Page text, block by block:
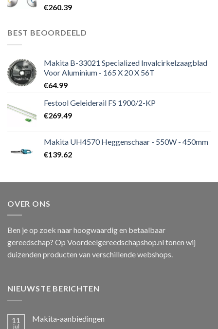
€260.39
BEST BEOORDEELD
Makita B-33021 Specialized Invalcirkelzaagblad
Voor Aluminium - 165 X 20 X 56T
€64.99
Festool Geleiderail FS 1900/2-KP
€269.49
Makita UH4570 Heggenschaar - 550W - 450mm
€139.62
OVER ONS
Ben je op zoek naar hoogwaardig en betaalbaar
gereedschap? Op Voordeelgereedschapshop.nl tonen wij
duizenden producten van verschillende webshops.
NIEUWSTE BERICHTEN
11
jul
Makita-aanbiedingen